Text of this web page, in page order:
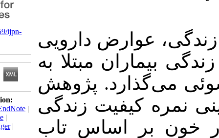
عوارض دارویی
مبتلا به
پژوهش
کیفیت زندگی
بر اساس تاب
05064
Download citation:
BibTeX | RIS |EndNote
Medlars
ProCite |
Reference Manager|